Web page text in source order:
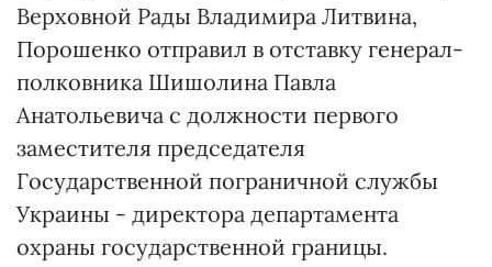
Верховной Рады Владимира Литвина,
Порошенко отправил в отставку генерал-
полковника Шишолина Павла
Анатольевича с должности первого
заместителя председателя
Государственной пограничной службы
Украины - директора департамента
охраны государственной границы.